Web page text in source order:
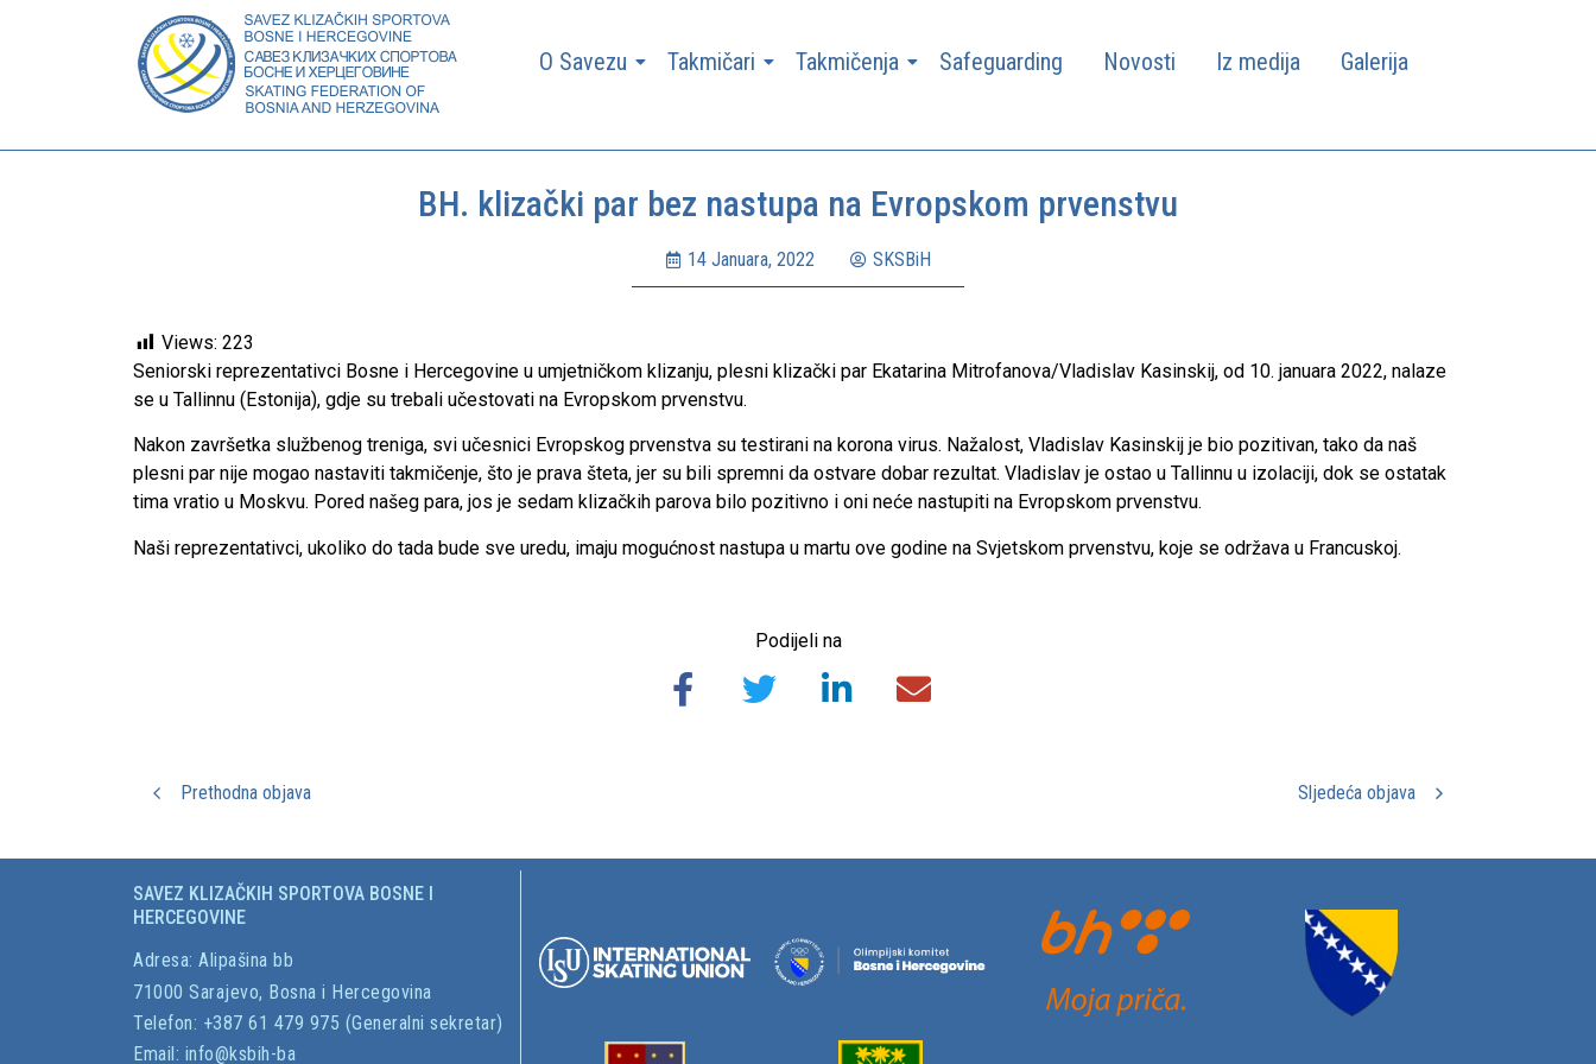
O Savezu Takmičari Takmičenja Safeguarding Novosti Iz medija Galerija
BH. klizački par bez nastupa na Evropskom prvenstvu
14 Januara, 2022 SKSBiH
Views: 223
Seniorski reprezentativci Bosne i Hercegovine u umjetničkom klizanju, plesni klizački par Ekatarina Mitrofanova/Vladislav Kasinskij, od 10. januara 2022, nalaze
se u Tallinnu (Estonija), gdje su trebali učestovati na Evropskom prvenstvu.
Nakon završetka službenog treniga, svi učesnici Evropskog prvenstva su testirani na korona virus. Nažalost, Vladislav Kasinskij je bio pozitivan, tako da naš
plesni par nije mogao nastaviti takmičenje, što je prava šteta, jer su bili spremni da ostvare dobar rezultat. Vladislav je ostao u Tallinnu u izolaciji, dok se ostatak
tima vratio u Moskvu. Pored našeg para, jos je sedam klizačkih parova bilo pozitivno i oni neće nastupiti na Evropskom prvenstvu.
Naši reprezentativci, ukoliko do tada bude sve uredu, imaju mogućnost nastupa u martu ove godine na Svjetskom prvenstvu, koje se održava u Francuskoj.
Podijeli na
Prethodna objava Sljedeća objava
SAVEZ KLIZAČKIH SPORTOVA BOSNE I
HERCEGOVINE
Adresa: Alipašina bb
71000 Sarajevo, Bosna i Hercegovina
Telefon: +387 61 479 975 (Generalni sekretar)
Email: info@ksbih-ba